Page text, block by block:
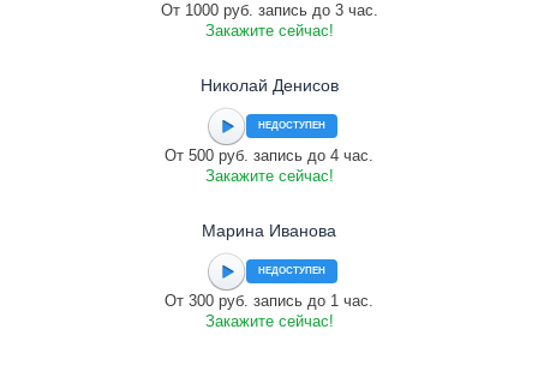
От 1000 руб. запись до 3 час.
Закажите сейчас!
Николай Денисов
НЕДОСТУПЕН
От 500 руб. запись до 4 час.
Закажите сейчас!
Марина Иванова
НЕДОСТУПЕН
От 300 руб. запись до 1 час.
Закажите сейчас!